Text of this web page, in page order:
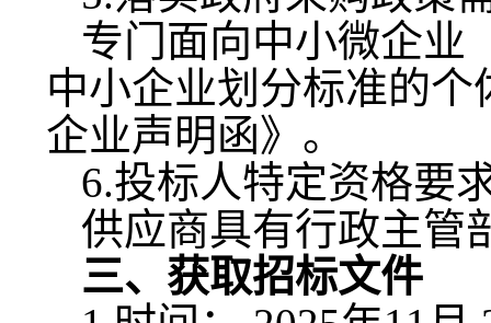
专门面向中小微企业
中小企业划分标准的
企业声明函》。
6.投标人特定资格要
供应商具有行政主管
三、获取招标文件